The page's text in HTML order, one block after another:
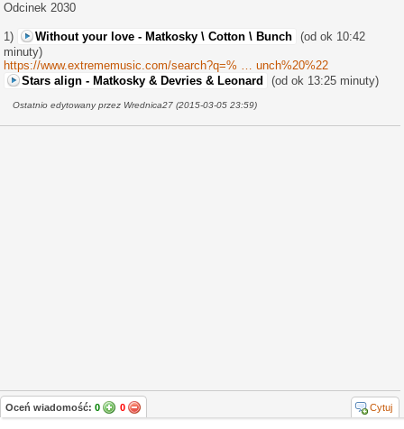
Odcinek 2030
1) Without your love - Matkosky \ Cotton \ Bunch (od ok 10:42
minuty)
https://www.extrememusic.com/search?q=%
22Without%20your%20love-
%20Matkosky%20Cotton%20B
unch%20%22
Stars align - Matkosky & Devries & Leonard
(od ok 13:25 minuty)
Ostatnio edytowany przez Wrednica27 (2015-03-05 23:59)
Oceń wiadomość: 0 0 Cytuj